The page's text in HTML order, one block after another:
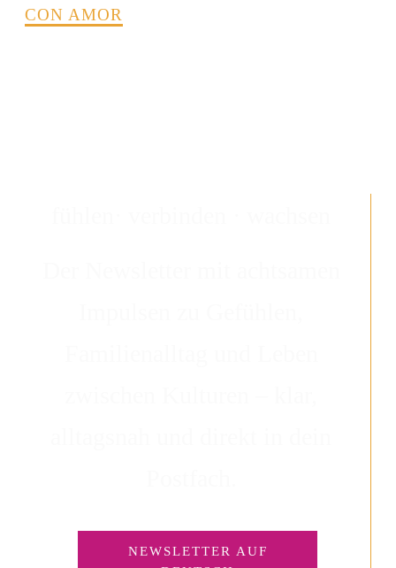
CON AMOR
NEWSLETTER AUF